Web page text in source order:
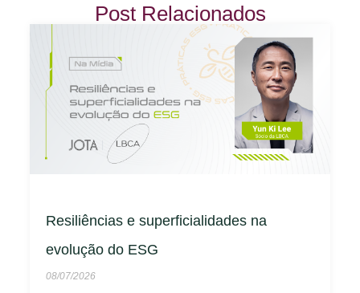
Post Relacionados
Resiliências e superficialidades na
evolução do ESG
08/07/2026